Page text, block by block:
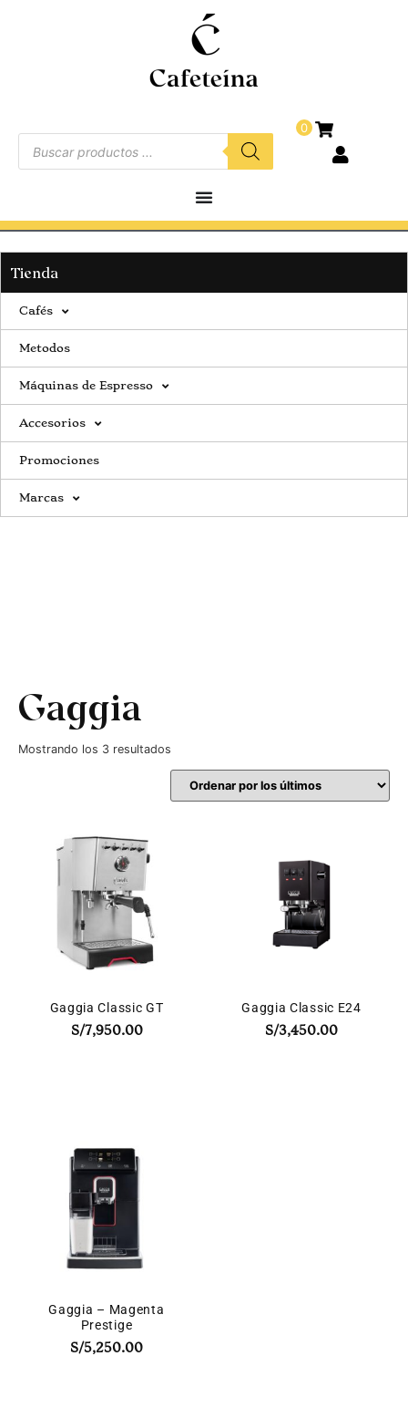
0
Tienda
Cafés
Metodos
Máquinas de Espresso
Accesorios
Promociones
Marcas
Gaggia
Mostrando los 3 resultados
Gaggia Classic GT
S/7,950.00
Gaggia Classic E24
S/3,450.00
Gaggia – Magenta
Prestige
S/5,250.00